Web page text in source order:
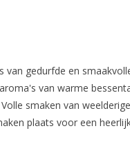
gedurfde en
van warme
smaken van
plaats voor een